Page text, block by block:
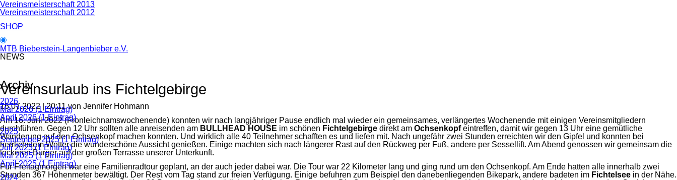
Vereinsmeisterschaft 2013
Vereinsmeisterschaft 2012
SHOP
MTB Bieberstein-Langenbieber e.V.
NEWS
Vereinsurlaub ins Fichtelgebirge
15.07.2022 | 20:11von Jennifer Hohmann
Am 16. Juni 2022 (Fronleichnamswochenende) konnten wir nach langjähriger Pause endlich mal wieder ein gemeinsames, verlängertes Wochenende mit einigen Vereinsmitgliedern
durchführen. Gegen 12 Uhr sollten alle anreisenden am BULLHEAD HOUSE im schönen Fichtelgebirge direkt am Ochsenkopfeintreffen, damit wir gegen 13 Uhr eine gemütliche
Wanderung auf den Ochsenkopf machen konnten. Und wirklich alle 40 Teilnehmer schafften es und liefen mit. Nach ungefähr zwei Stunden erreichten wir den Gipfel und konnten bei
herrlichstem Wetter die wunderschöne Aussicht genießen. Einige machten sich nach längerer Rast auf den Rückweg per Fuß, andere per Sessellift. Am Abend genossen wir gemeinsam die
leckeren Burger auf der großen Terrasse unserer Unterkunft.
Für Freitagmorgen war eine Familienradtour geplant, an der auch jeder dabei war. Die Tour war 22 Kilometer lang und ging rund um den Ochsenkopf. Am Ende hatten alle innerhalb zwei
Stunden 367 Höhenmeter bewältigt. Der Rest vom Tag stand zur freien Verfügung. Einige befuhren zum Beispiel den danebenliegenden Bikepark, andere badeten im Fichtelsee in der Nähe.
Archiv
2026
Mai 2026 (1 Eintrag)
April 2026 (1 Eintrag)
2025
September 2025 (1 Eintrag)
Juli 2025 (1 Eintrag)
Mai 2025 (1 Eintrag)
April 2025 (1 Eintrag)
2024